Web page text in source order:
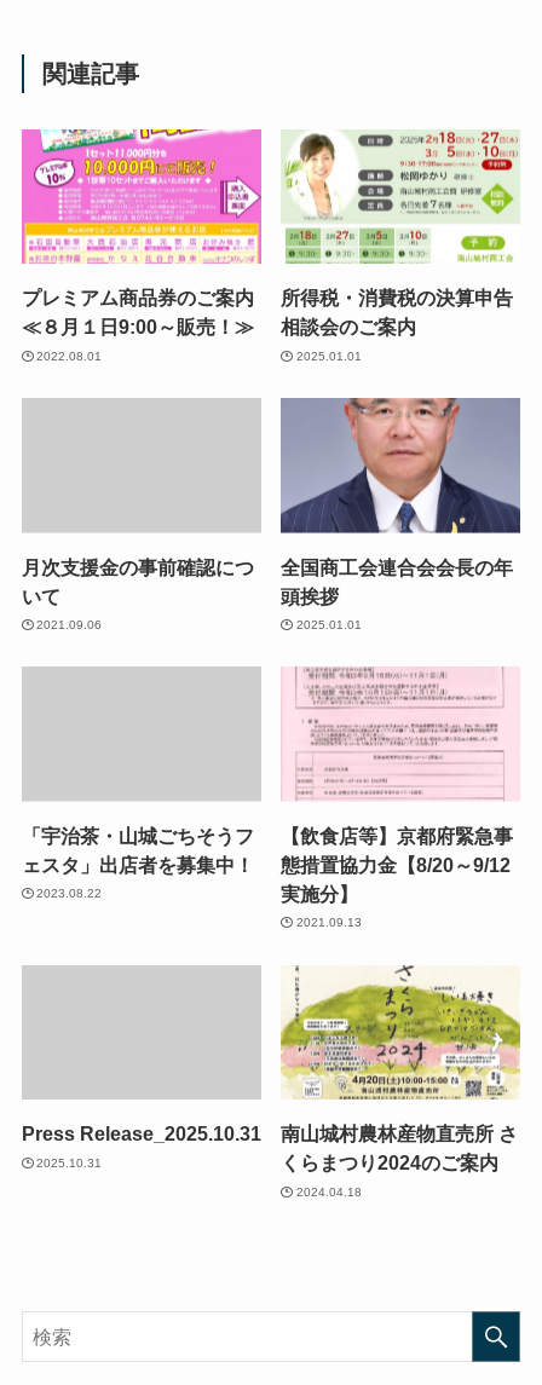
関連記事
プレミアム商品券のご案内
≪８月１日9:00～販売！≫
2022.08.01
所得税・消費税の決算申告
相談会のご案内
2025.01.01
月次支援金の事前確認につ
いて
2021.09.06
全国商工会連合会会長の年
頭挨拶
2025.01.01
「宇治茶・山城ごちそうフ
ェスタ」出店者を募集中！
2023.08.22
【飲食店等】京都府緊急事
態措置協力金【8/20～9/12
実施分】
2021.09.13
Press Release_2025.10.31
2025.10.31
南山城村農林産物直売所 さ
くらまつり2024のご案内
2024.04.18